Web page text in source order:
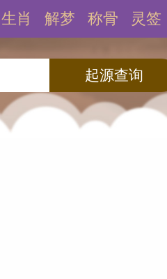
灵签
称骨
解梦
生肖